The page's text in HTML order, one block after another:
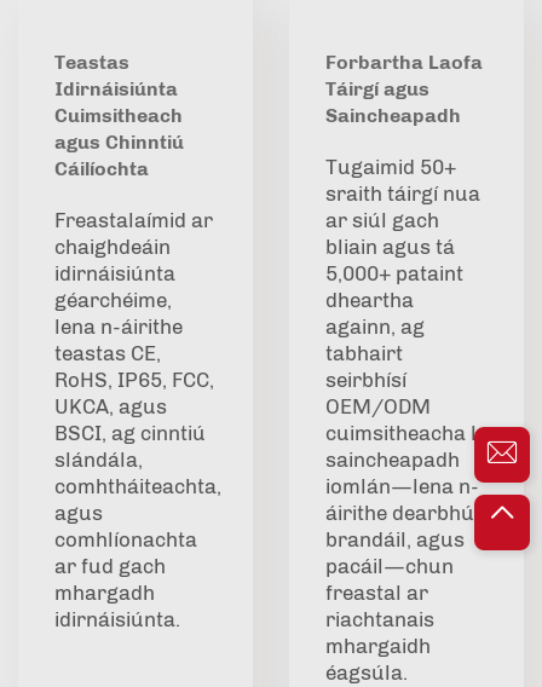
Teastas
Idirnáisiúnta
Cuimsitheach
agus Chinntiú
Cáilíochta
Freastalaímid ar
chaighdeáin
idirnáisiúnta
géarchéime,
lena n-áirithe
teastas CE,
RoHS, IP65, FCC,
UKCA, agus
BSCI, ag cinntiú
slándála,
comhtháiteachta,
agus
comhlíonachta
ar fud gach
mhargadh
idirnáisiúnta.
Forbartha Laofa
Táirgí agus
Saincheapadh
Tugaimid 50+
sraith táirgí nua
ar siúl gach
bliain agus tá
5,000+ pataint
dheartha
againn, ag
tabhairt
seirbhísí
OEM/ODM
cuimsitheacha le
saincheapadh
iomlán—lena n-
áirithe dearbhú,
brandáil, agus
pacáil—chun
freastal ar
riachtanais
mhargaidh
éagsúla.